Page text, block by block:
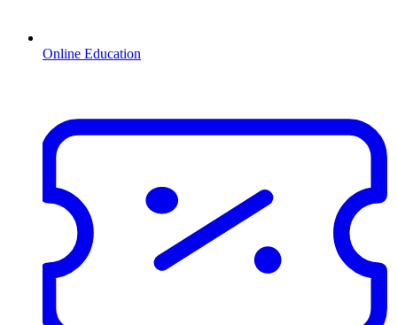
Online Education